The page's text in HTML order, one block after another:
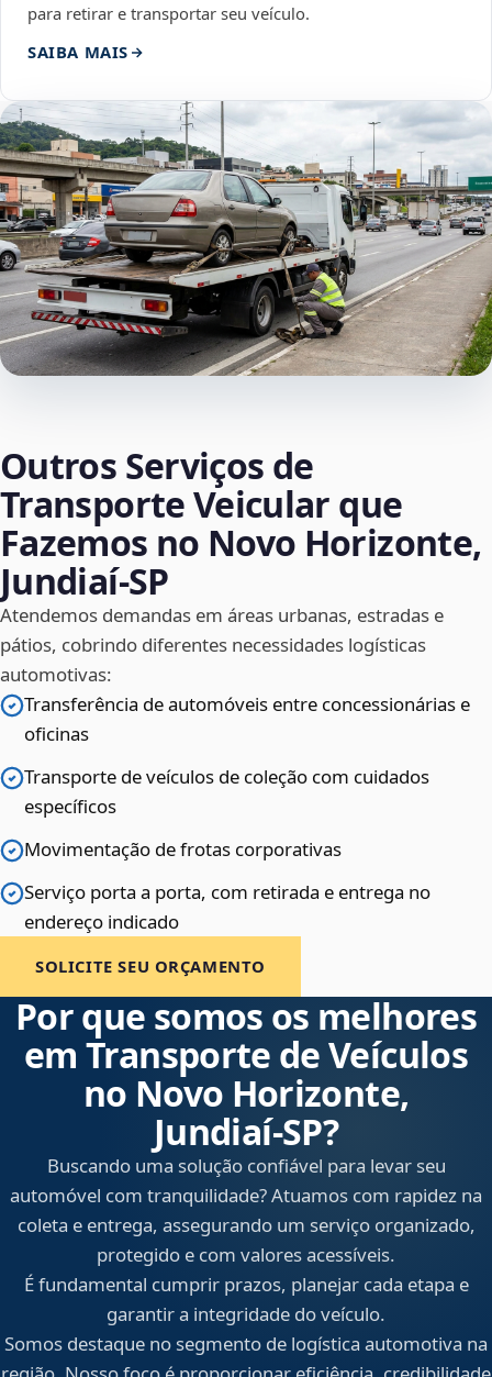
para retirar e transportar seu veículo.
SAIBA MAIS
Outros Serviços de
Transporte Veicular que
Fazemos no Novo Horizonte,
Jundiaí‑SP
Atendemos demandas em áreas urbanas, estradas e
pátios, cobrindo diferentes necessidades logísticas
automotivas:
Transferência de automóveis entre concessionárias e
oficinas
Transporte de veículos de coleção com cuidados
específicos
Movimentação de frotas corporativas
Serviço porta a porta, com retirada e entrega no
endereço indicado
SOLICITE SEU ORÇAMENTO
Por que somos os melhores
em Transporte de Veículos
no Novo Horizonte,
Jundiaí‑SP?
Buscando uma solução confiável para levar seu
automóvel com tranquilidade? Atuamos com rapidez na
coleta e entrega, assegurando um serviço organizado,
protegido e com valores acessíveis.
É fundamental cumprir prazos, planejar cada etapa e
garantir a integridade do veículo.
Somos destaque no segmento de logística automotiva na